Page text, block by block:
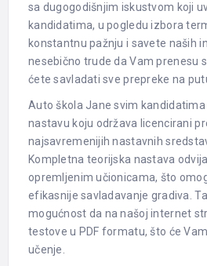
sa dugogodišnjim iskustvom koji
kandidatima, u pogledu izbora
konstantnu pažnju i savete naših
nesebično trude da Vam prenesu
ćete savladati sve prepreke na
Auto škola Jane svim
nastavu koju održava licencirani
najsavremenijih nastavnih
Kompletna teorijska nastava
opremljenim učionicama, što
efikasnije savladavanje gradiva.
mogućnost da na našoj internet
testove u PDF formatu, što će
učenje.